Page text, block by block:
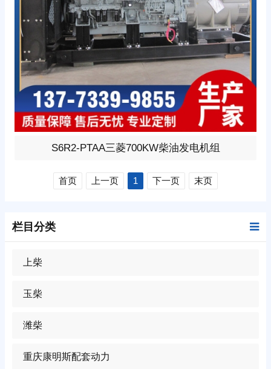
700KW柴油发电机组，选用三菱型号:S6R2-PTAA、柴油
6缸发动机配套昇丰全铜无刷发电机，全铜发电机质保两
年。标配自启动自保护液晶控制器。
S6R2-PTAA三菱700KW柴油发电机组
首页 上一页 1 下一页 末页
栏目分类
上柴
玉柴
潍柴
重庆康明斯配套动力